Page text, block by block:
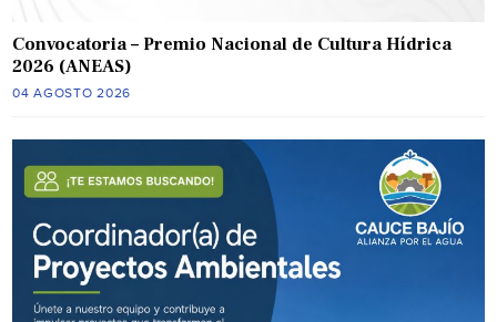
Convocatoria – Premio Nacional de Cultura Hídrica
2026 (ANEAS)
04 AGOSTO 2026